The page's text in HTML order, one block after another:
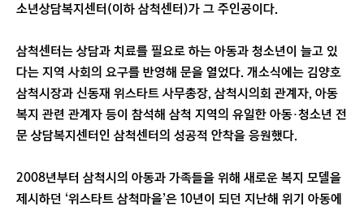
소년상담복지센터(이하 삼척센터)가 그 주인공이다.
삼척센터는 상담과 치료를 필요로 하는 아동과 청소년이 늘고 있
다는 지역 사회의 요구를 반영해 문을 열었다. 개소식에는 김양호
삼척시장과 신동재 위스타트 사무총장, 삼척시의회 관계자, 아동
복지 관련 관계자 등이 참석해 삼척 지역의 유일한 아동·청소년 전
문 상담복지센터인 삼척센터의 성공적 안착을 응원했다.
2008년부터 삼척시의 아동과 가족들을 위해 새로운 복지 모델을
제시하던 ‘위스타트 삼척마을’은 10년이 되던 지난해 위기 아동에